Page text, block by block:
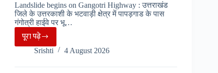
Landslide begins on Gangotri Highway : उत्तराखंड
जिले के उत्तरकाशी के भटवाड़ी क्षेत्र में पापड़गाड के पास
गंगोत्री हाईवे पर भू…
पूरा पढ़ेGangotri
Highway
:
Srishti 4 August 2026